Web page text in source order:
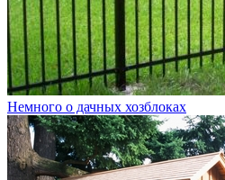
Немного о дачных хозблоках